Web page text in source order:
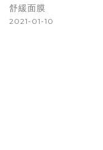
舒緩面膜
2021-01-10